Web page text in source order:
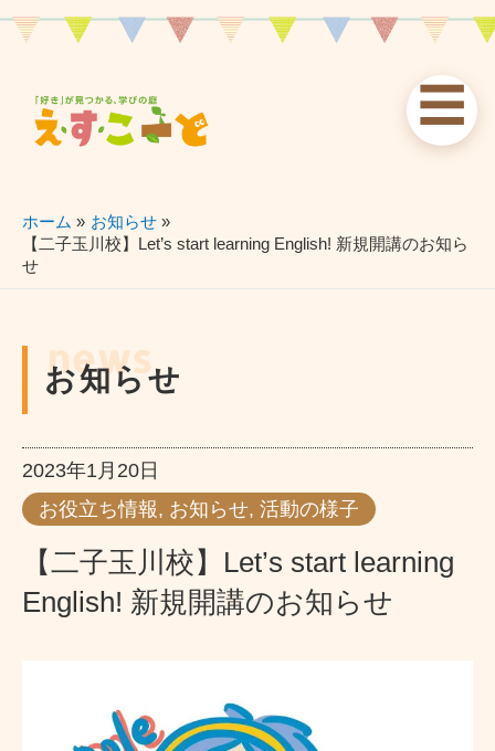
☰
お知らせ
news
えすこーと 各校案内
schools
ホーム
お知らせ
【二子玉川校】Let’s start learning English! 新規開講のお知ら
せ
news
お知らせ
2023年1月20日
お役立ち情報, お知らせ, 活動の様子
【二子玉川校】Let’s start learning
English! 新規開講のお知らせ